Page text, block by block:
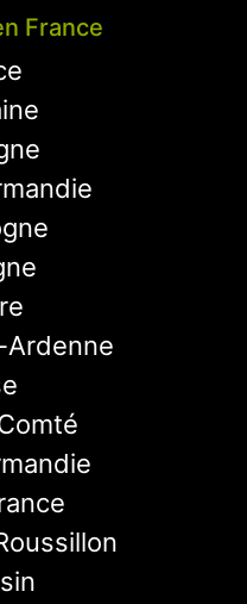
France
Ardenne